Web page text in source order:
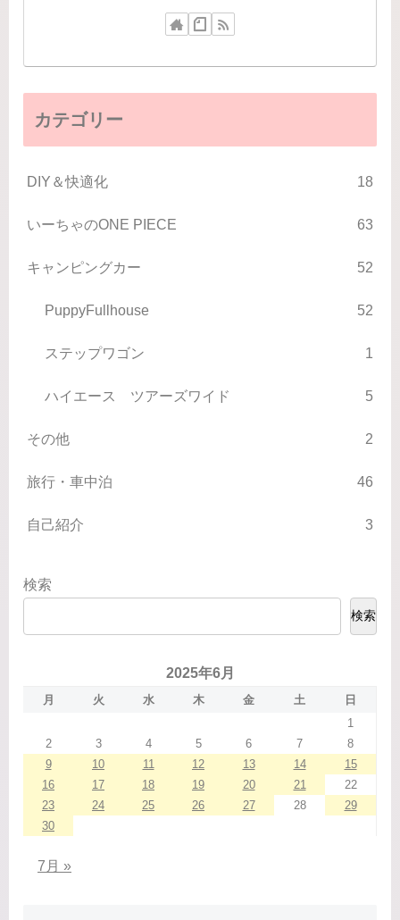
カテゴリー
DIY＆快適化 18
いーちゃのONE PIECE 63
キャンピングカー 52
PuppyFullhouse 52
ステップワゴン 1
ハイエース ツアーズワイド 5
その他 2
旅行・車中泊 46
自己紹介 3
検索
検索
2025年6月
月 火 水 木 金 土
日
1
2
3 4 5 6 7
8
9
10 11 12 13 14
15
16
17 18 19 20 21
22
23
24 25 26 27 28
29
30
7月 »